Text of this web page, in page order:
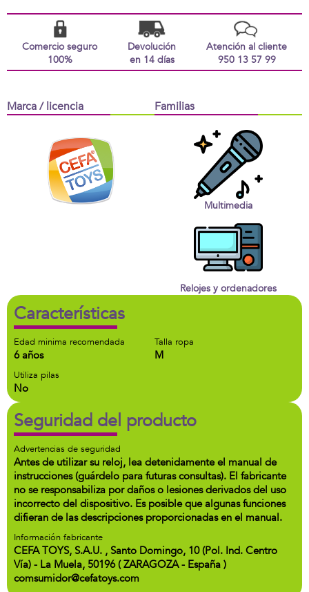
Comercio seguro
100%
Devolución
en 14 días
Atención al cliente
950 13 57 99
Marca / licencia Familias
Multimedia
Relojes y ordenadores
Características
Edad minima recomendada
6 años
Talla ropa
M
Utiliza pilas
No
Seguridad del producto
Advertencias de seguridad
Antes de utilizar su reloj, lea detenidamente el manual de
instrucciones (guárdelo para futuras consultas). El fabricante
no se responsabiliza por daños o lesiones derivados del uso
incorrecto del dispositivo. Es posible que algunas funciones
difieran de las descripciones proporcionadas en el manual.
Información fabricante
CEFA TOYS, S.A.U. , Santo Domingo, 10 (Pol. Ind. Centro
Vía) - La Muela, 50196 ( ZARAGOZA - España )
comsumidor@cefatoys.com